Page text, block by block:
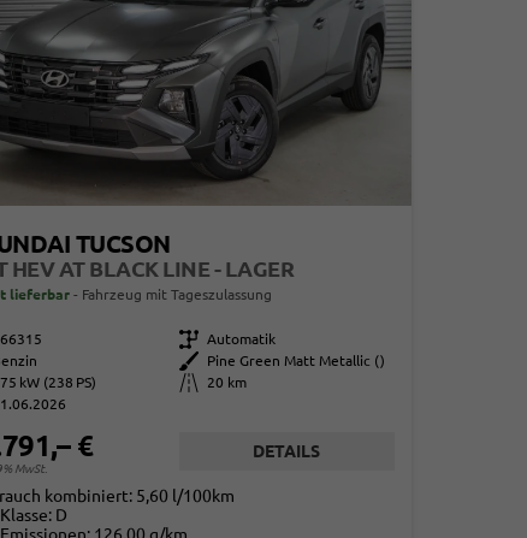
TUCSON
HEV AT BLACK LINE - LAGER
lieferbar Fahrzeug mit Tageszulassung
Getriebe Automatik
Außenfarbe
Pine Green Matt Metallic ()
kW (238 PS) Kilometerstand
20 km
€
MwSt.
DETAILS
kombiniert: 5,60 l/100km
D